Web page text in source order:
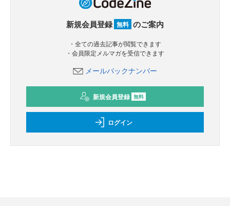
新規会員登録 無料 のご案内
・全ての過去記事が閲覧できます
・会員限定メルマガを受信できます
メールバックナンバー
新規会員登録 無料
ログイン